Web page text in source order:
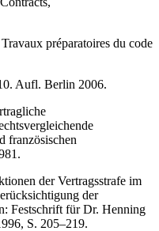
préparatoires du code
Aufl. Berlin 2006.
französischen
der Vertragsstrafe im
der
Festschrift für Dr. Henning
S. 205–219.